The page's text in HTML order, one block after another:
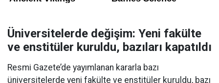
Üniversitelerde değişim: Yeni fakülte
ve enstitüler kuruldu, bazıları kapatıldı
Resmi Gazete’de yayımlanan kararla bazı
üniversitelerde yeni fakülte ve enstitüler kuruldu, bazı